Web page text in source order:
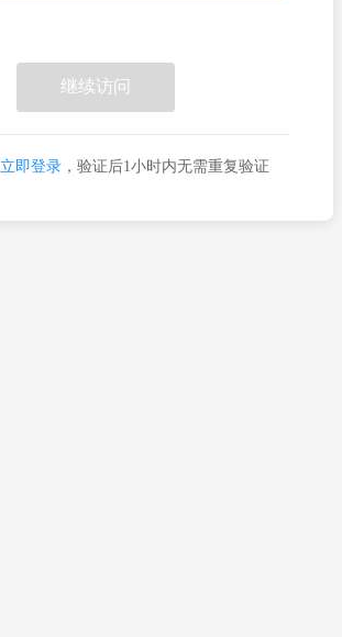
继续访问
立即登录，验证后1小时内无需重复验证